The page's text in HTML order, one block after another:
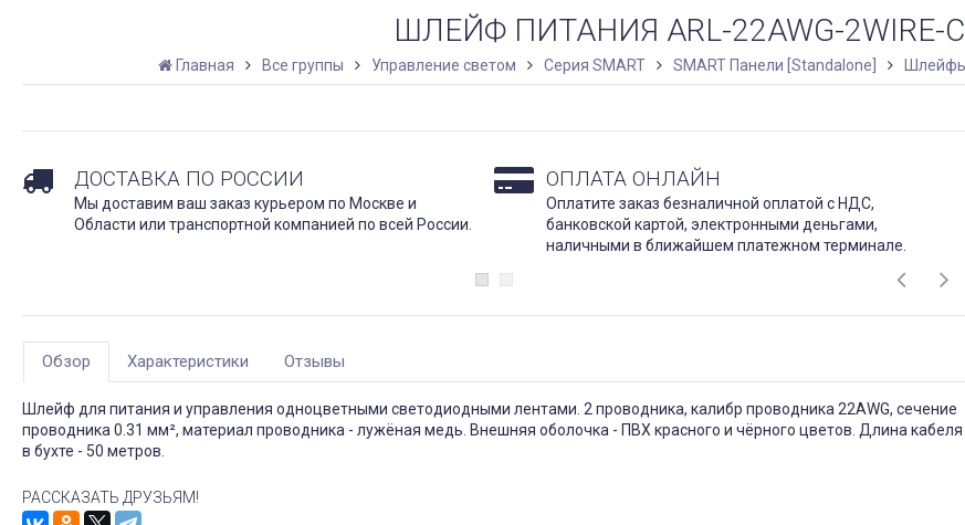
ШЛЕЙФ ПИТАНИЯ ARL-22AWG-2WIRE-
Главная Все группы Управление светом Серия SMART SMART Панели [Standalone]
ДОСТАВКА ПО РОССИИ
Мы доставим ваш заказ курьером по Москве и
Области или транспортной компанией по всей России.
ОПЛАТА ОНЛАЙН
Оплатите заказ безналичной оплатой с НДС,
банковской картой, электронными деньгами,
наличными в ближайшем платежном терминале.
Обзор Характеристики Отзывы
Шлейф для питания и управления одноцветными светодиодными лентами. 2 проводника, калибр проводника 22AWG, сечение
проводника 0.31 мм², материал проводника - лужёная медь. Внешняя оболочка - ПВХ красного и чёрного цветов. Длина кабеля
в бухте - 50 метров.
РАССКАЗАТЬ ДРУЗЬЯМ!